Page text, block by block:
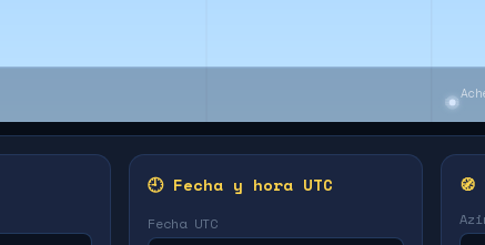
🕘 Fecha y hora UTC
Fecha UTC